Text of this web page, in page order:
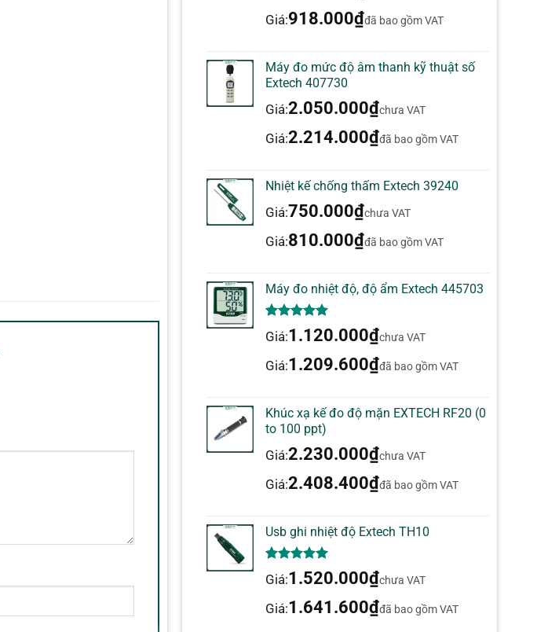
Giá:918.000₫đã bao gồm VAT
Máy đo mức độ âm thanh kỹ thuật số
Extech 407730
Giá:2.050.000₫chưa VAT
Giá:2.214.000₫đã bao gồm VAT
Nhiệt kế chống thấm Extech 39240
Giá:750.000₫chưa VAT
Giá:810.000₫đã bao gồm VAT
Máy đo nhiệt độ, độ ẩm Extech 445703
5.00 trên 5
dựa trên
Giá:1.120.000₫chưa VAT
Giá:1.209.600₫đã bao gồm VAT
Khúc xạ kế đo độ mặn EXTECH RF20 (0
to 100 ppt)
Giá:2.230.000₫chưa VAT
Giá:2.408.400₫đã bao gồm VAT
Usb ghi nhiệt độ Extech TH10
5.00 trên 5
dựa trên
Giá:1.520.000₫chưa VAT
Giá:1.641.600₫đã bao gồm VAT